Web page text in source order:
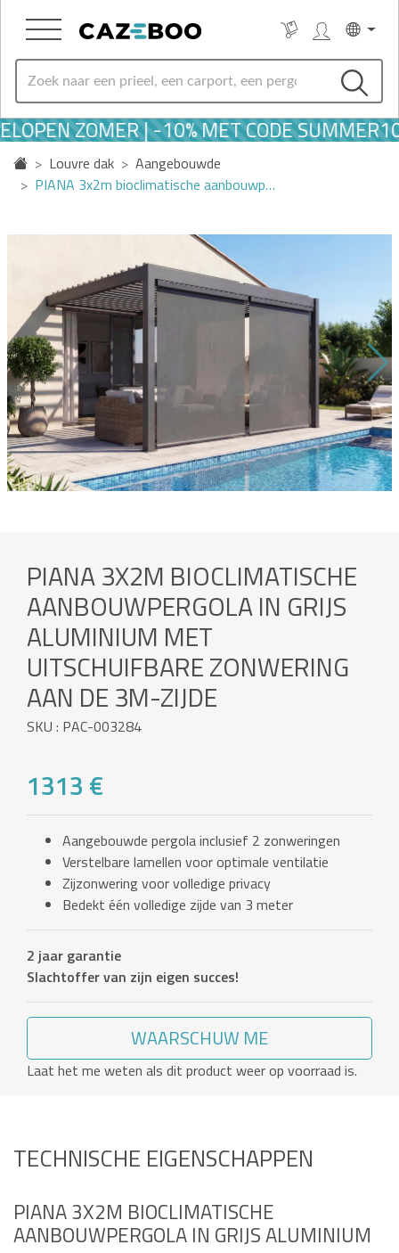
ZOMER | -10% MET CODE SUMMER10
Louvre dak
Aangebouwde
PIANA 3x2m bioclimatische aanbouwp…
PIANA 3X2M BIOCLIMATISCHE
AANBOUWPERGOLA IN GRIJS
ALUMINIUM MET
UITSCHUIFBARE ZONWERING
AAN DE 3M-ZIJDE
SKU : PAC-003284
1313 €
Aangebouwde pergola inclusief 2 zonweringen
Verstelbare lamellen voor optimale ventilatie
Zijzonwering voor volledige privacy
Bedekt één volledige zijde van 3 meter
2 jaar garantie
Slachtoffer van zijn eigen succes!
WAARSCHUW ME
Laat het me weten als dit product weer op voorraad is.
TECHNISCHE EIGENSCHAPPEN
PIANA 3X2M BIOCLIMATISCHE
AANBOUWPERGOLA IN GRIJS ALUMINIUM